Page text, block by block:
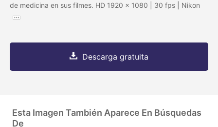
de medicina en sus filmes. HD 1920 x 1080 | 30 fps | Nikon
Descarga gratuita
Esta Imagen También Aparece En Búsquedas
De